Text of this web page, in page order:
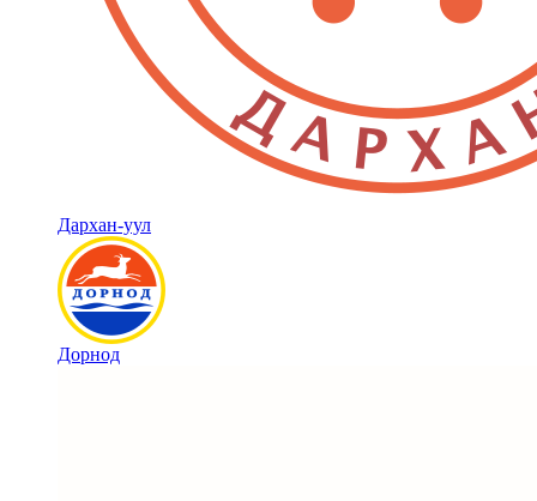
Дархан-уул
Дорнод